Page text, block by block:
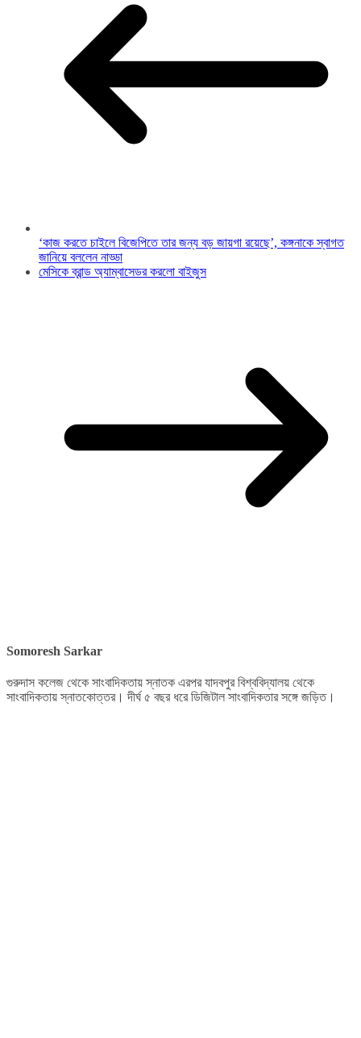
‘কাজ করতে চাইলে বিজেপিতে তার জন্য বড় জায়গা রয়েছে’, কঙ্গনাকে স্বাগত
জানিয়ে বললেন নাড্ডা
মেসিকে ব্রান্ড অ্যাম্বাসেডর করলো বাইজুস
Somoresh Sarkar
গুরুদাস কলেজ থেকে সাংবাদিকতায় স্নাতক এরপর যাদবপুর বিশ্ববিদ্যালয় থেকে
সাংবাদিকতায় স্নাতকোত্তর। দীর্ঘ ৫ বছর ধরে ডিজিটাল সাংবাদিকতার সঙ্গে জড়িত।